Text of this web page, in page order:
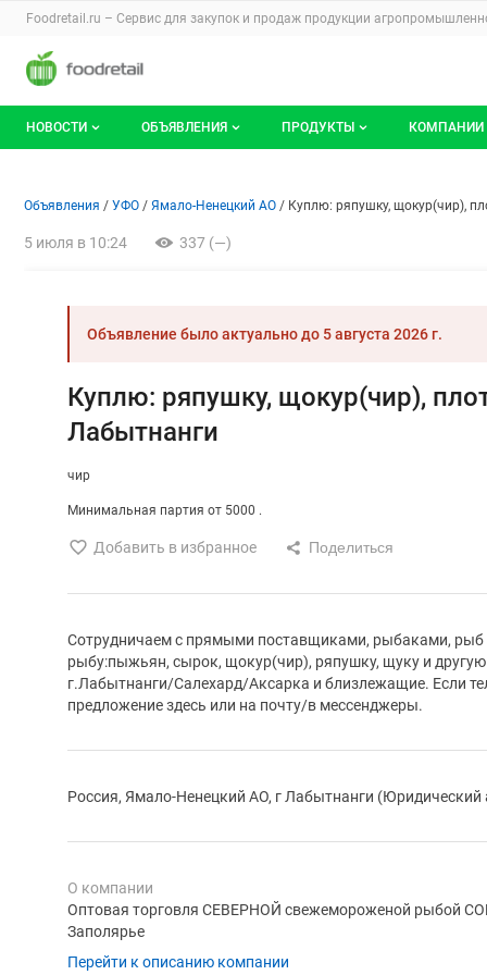
Раздел навигации по сайту
Foodretail.ru – Сервис для закупок и продаж продукции
Авторизация и меню пользователя
Навигация по разделам сайта foodretail.ru
НОВОСТИ ОБЪЯВЛЕНИЯ ПРОДУКТЫ КОМПАНИИ
Объявление: Куплю:
Информация о объявлении
Навигация и управление
Объявления УФО Ямало-Ненецкий АО Куплю: ряпушку, щокур(чир),
5 июля в 10:24 337 (—)
Объявление было актуально до 5 августа 2026 г.
Куплю: ряпушку, щокур(чир),
Лабытнанги
чир
Минимальная партия от 5000 .
Добавить в избранное
Сотрудничаем с прямыми поставщиками, рыбаками,
рыбу:пыжьян, сырок, щокур(чир), ряпушку, щуку и
г.Лабытнанги/Салехард/Аксарка и близлежащие. Если
предложение здесь или на почту/в мессенджеры.
Россия, Ямало-Ненецкий АО, г Лабытнанги (Юридический
О компании
Оптовая торговля СЕВЕРНОЙ свежемороженой рыбой
Заполярье
Перейти к описанию компании